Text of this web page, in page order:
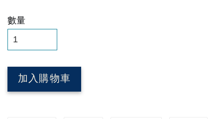
數量
加入購物車